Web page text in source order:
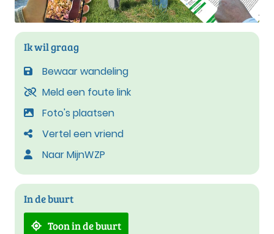
Ik wil graag
Bewaar wandeling
Meld een foute link
Foto's plaatsen
Vertel een vriend
Naar MijnWZP
In de buurt
Toon in de buurt